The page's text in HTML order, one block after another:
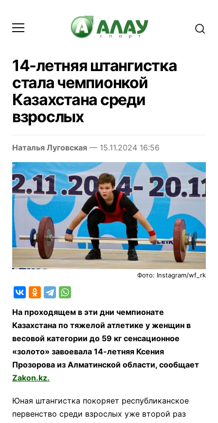
14-летняя штангистка
стала чемпионкой
Казахстана среди
взрослых
Наталья Луговская — 15.11.2024 16:56
Фото: Instagram/wf_rk
На проходящем в эти дни чемпионате
Казахстана по тяжелой атлетике у женщин в
весовой категории до 59 кг сенсационное
«золото» завоевала 14-летняя Ксения
Прозорова из Алматинской области, сообщает
Zakon.kz.
Юная штангистка покоряет республиканское
первенство среди взрослых уже второй раз